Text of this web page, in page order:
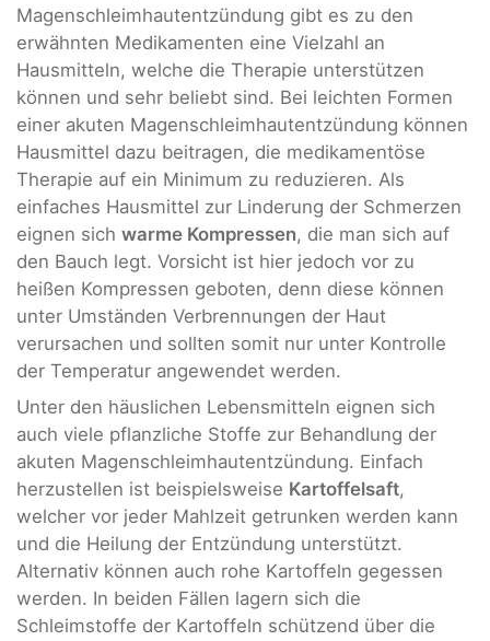
Magenschleimhautentzündung gibt es zu den
erwähnten Medikamenten eine Vielzahl an
Hausmitteln, welche die Therapie unterstützen
können und sehr beliebt sind. Bei leichten Formen
einer akuten Magenschleimhautentzündung können
Hausmittel dazu beitragen, die medikamentöse
Therapie auf ein Minimum zu reduzieren. Als
einfaches Hausmittel zur Linderung der Schmerzen
eignen sich warme Kompressen, die man sich auf
den Bauch legt. Vorsicht ist hier jedoch vor zu
heißen Kompressen geboten, denn diese können
unter Umständen Verbrennungen der Haut
verursachen und sollten somit nur unter Kontrolle
der Temperatur angewendet werden.
Unter den häuslichen Lebensmitteln eignen sich
auch viele pflanzliche Stoffe zur Behandlung der
akuten Magenschleimhautentzündung. Einfach
herzustellen ist beispielsweise Kartoffelsaft,
welcher vor jeder Mahlzeit getrunken werden kann
und die Heilung der Entzündung unterstützt.
Alternativ können auch rohe Kartoffeln gegessen
werden. In beiden Fällen lagern sich die
Schleimstoffe der Kartoffeln schützend über die